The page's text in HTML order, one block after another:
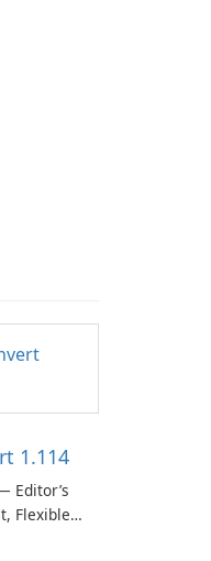
1.114
Editor’s
Flexible